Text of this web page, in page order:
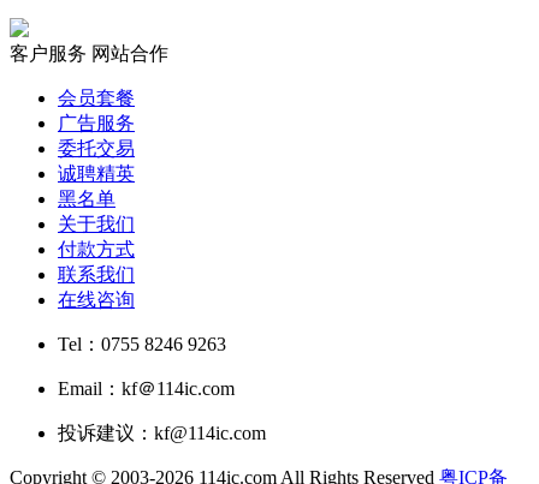
客户服务 网站合作
会员套餐
广告服务
委托交易
诚聘精英
黑名单
关于我们
付款方式
联系我们
在线咨询
Tel：0755 8246 9263
Email：kf＠114ic.com
投诉建议：kf@114ic.com
Copyright © 2003-2026 114ic.com All Rights Reserved 粤ICP备